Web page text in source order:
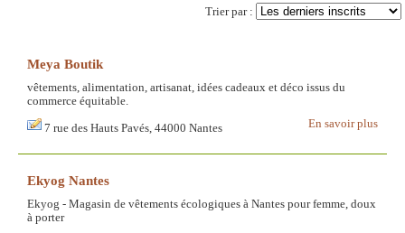
Trier par :
Meya Boutik
vêtements, alimentation, artisanat, idées cadeaux et déco issus du
commerce équitable.
En savoir plus
7 rue des Hauts Pavés, 44000 Nantes
Ekyog Nantes
Ekyog - Magasin de vêtements écologiques à Nantes pour femme, doux
à porter